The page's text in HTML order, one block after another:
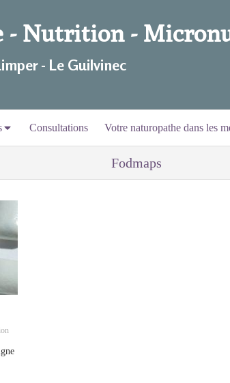
- Nutrition -
- Le Guilvinec
Consultations Votre naturopathe dans les
Fodmaps